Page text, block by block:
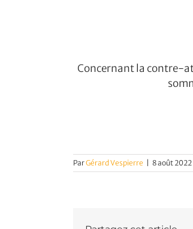
Concernant la contre-
ParGérard Vespierre 8 août 2022